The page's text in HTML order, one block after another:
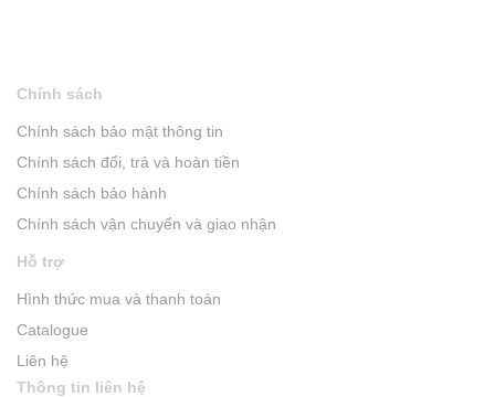
Chính sách
Chính sách bảo mật thông tin
Chính sách đổi, trả và hoàn tiền
Chính sách bảo hành
Chính sách vận chuyển và giao nhận
Hỗ trợ
Hình thức mua và thanh toán
Catalogue
Liên hệ
Thông tin liên hệ